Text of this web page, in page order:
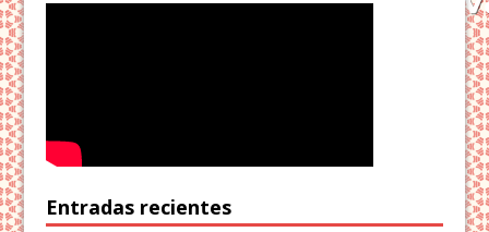
Entradas recientes